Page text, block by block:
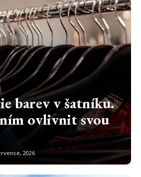
barev v šatníku.
ovlivnit svou
2026